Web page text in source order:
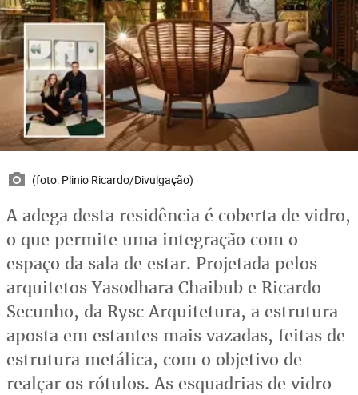
(foto: Plinio Ricardo/Divulgação)
A adega desta residência é coberta de vidro,
o que permite uma integração com o
espaço da sala de estar. Projetada pelos
arquitetos Yasodhara Chaibub e Ricardo
Secunho, da Rysc Arquitetura, a estrutura
aposta em estantes mais vazadas, feitas de
estrutura metálica, com o objetivo de
realçar os rótulos. As esquadrias de vidro